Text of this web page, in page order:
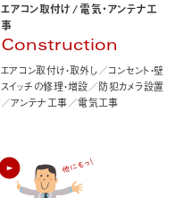
エアコン取付け/電気・アンテナ工
事
Construction
エアコン取付け・取外し／コンセント・壁
スイッチの修理・増設／防犯カメラ設置
／アンテナ工事／電気工事